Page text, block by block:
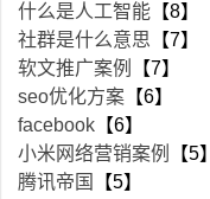
什么是人工智能 【8】
社群是什么意思 【7】
软文推广案例
【7】
seo优化方案 【6】
facebook 【6】
小米网络营销案例
【5】
腾讯帝国
【5】